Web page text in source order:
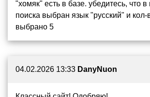
"хомяк" есть в базе. убедитесь, что
поиска выбран язык "русский" и кол-
выбрано 5
04.02.2026 13:33 DanyNuon